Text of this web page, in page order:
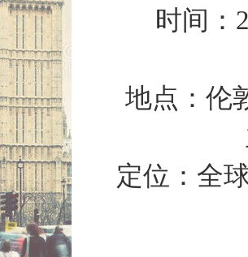
时间：
地点：伦
定位：全